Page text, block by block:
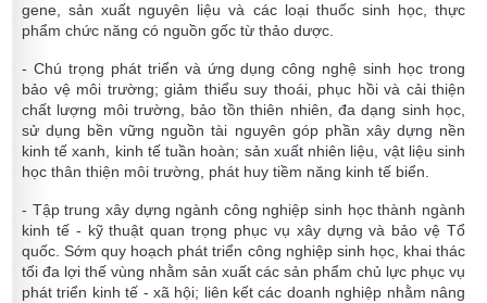
gene, sản xuất nguyên liệu và các loại thuốc sinh học, thực
phẩm chức năng có nguồn gốc từ thảo dược.
- Chú trọng phát triển và ứng dụng công nghệ sinh học trong
bảo vệ môi trường; giảm thiểu suy thoái, phục hồi và cải thiện
chất lượng môi trường, bảo tồn thiên nhiên, đa dạng sinh học,
sử dụng bền vững nguồn tài nguyên góp phần xây dựng nền
kinh tế xanh, kinh tế tuần hoàn; sản xuất nhiên liệu, vật liệu sinh
học thân thiện môi trường, phát huy tiềm năng kinh tế biển.
- Tập trung xây dựng ngành công nghiệp sinh học thành ngành
kinh tế - kỹ thuật quan trọng phục vụ xây dựng và bảo vệ Tổ
quốc. Sớm quy hoạch phát triển công nghiệp sinh học, khai thác
tối đa lợi thế vùng nhằm sản xuất các sản phẩm chủ lực phục vụ
phát triển kinh tế - xã hội; liên kết các doanh nghiệp nhằm nâng